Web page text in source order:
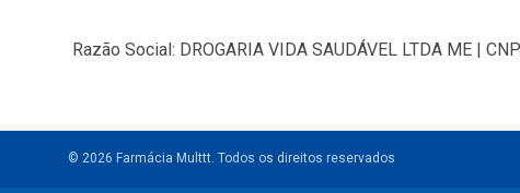
Razão Social: DROGARIA VIDA SAUDÁVEL LTDA ME |
© 2026 Farmácia Multtt. Todos os direitos reservados